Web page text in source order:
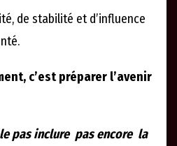
de stabilité et d’influence
c’est préparer l’avenir
pas inclure pas encore la